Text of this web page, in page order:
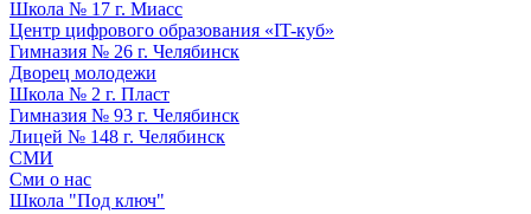
Школа № 17 г. Миасс
Центр цифрового образования «IT-куб»
Гимназия № 26 г. Челябинск
Дворец молодежи
Школа № 2 г. Пласт
Гимназия № 93 г. Челябинск
Лицей № 148 г. Челябинск
СМИ
Сми о нас
Школа "Под ключ"